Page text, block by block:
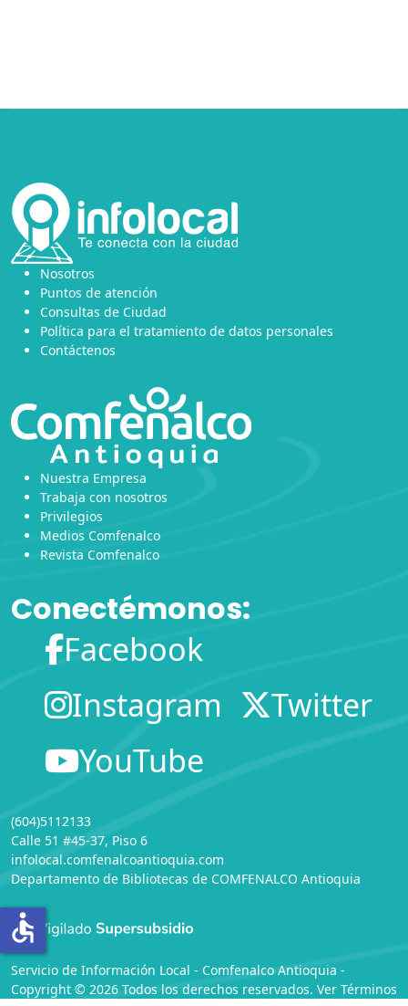
Nosotros
Puntos de atención
Consultas de Ciudad
Política para el tratamiento de datos personales
Contáctenos
Nuestra Empresa
Trabaja con nosotros
Privilegios
Medios Comfenalco
Revista Comfenalco
Conectémonos:
Facebook
Instagram
Twitter
YouTube
(604)5112133
Calle 51 #45-37, Piso 6
infolocal.comfenalcoantioquia.com
Departamento de Bibliotecas de COMFENALCO Antioquia
Servicio de Información Local - Comfenalco Antioquia -
Copyright © 2026 Todos los derechos reservados. Ver Términos
accessible